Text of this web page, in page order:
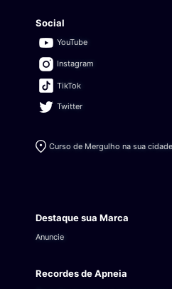
Social
YouTube
Instagram
TikTok
Twitter
Curso de Mergulho na sua cidade
Destaque sua Marca
Anuncie
Recordes de Apneia